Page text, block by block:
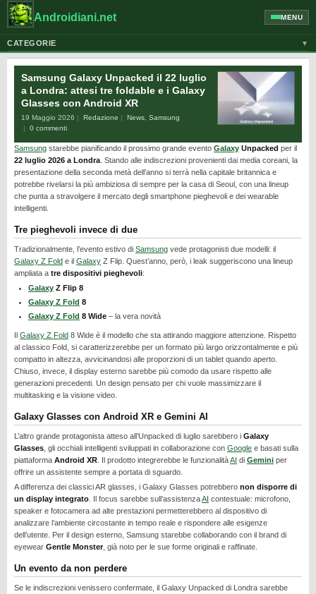
Androidiani.net MENU
CATEGORIE ▼
CELLULARI
GOOGLE
GUIDE
HONOR
HUAWEI
MOTOROLA
NEWS
ONEPLUS
PIXEL
PRIVACY
RUMORS
SAMSUNG
SICUREZZA
SOFTWARE
SVILUPPARE ANDROID
XIAOMI
Samsung Galaxy Unpacked il 22 luglio
a Londra: attesi tre foldable e i Galaxy
Glasses con Android XR
19 Maggio 2026 Redazione News Samsung
0 commenti
Samsung starebbe pianificando il prossimo grande evento Galaxy Unpacked per il
22 luglio 2026 a Londra . Stando alle indiscrezioni provenienti dai media coreani, la
presentazione della seconda metà dell’anno si terrà nella capitale britannica e
potrebbe rivelarsi la più ambiziosa di sempre per la casa di Seoul, con una lineup
che punta a stravolgere il mercato degli smartphone pieghevoli e dei wearable
intelligenti.
Tre pieghevoli invece di due
Tradizionalmente, l’evento estivo di Samsung vede protagonisti due modelli: il
Galaxy Z Fold e il Galaxy Z Flip. Quest’anno, però, i leak suggeriscono una lineup
ampliata a tre dispositivi pieghevoli:
Galaxy Z Flip 8
Galaxy Z Fold 8
Galaxy Z Fold 8 Wide – la vera novità
Il Galaxy Z Fold 8 Wide è il modello che sta attirando maggiore attenzione. Rispetto
al classico Fold, si caratterizzerebbe per un formato più largo orizzontalmente e più
compatto in altezza, avvicinandosi alle proporzioni di un tablet quando aperto.
Chiuso, invece, il display esterno sarebbe più comodo da usare rispetto alle
generazioni precedenti. Un design pensato per chi vuole massimizzare il
multitasking e la visione video.
Galaxy Glasses con Android XR e Gemini AI
L’altro grande protagonista atteso all’Unpacked di luglio sarebbero i Galaxy
Glasses , gli occhiali intelligenti sviluppati in collaborazione con Google e basati sulla
piattaforma Android XR . Il prodotto integrerebbe le funzionalitàAI di Gemini per
offrire un assistente sempre a portata di sguardo.
A differenza dei classici AR glasses, i Galaxy Glasses potrebbero non disporre di
un display integrato . Il focus sarebbe sull’assistenzaAI contestuale: microfono,
speaker e fotocamera ad alte prestazioni permetterebbero al dispositivo di
analizzare l’ambiente circostante in tempo reale e rispondere alle esigenze
dell’utente. Per il design esterno, Samsung starebbe collaborando con il brand di
eyewear Gentle Monster, già noto per le sue forme originali e raffinate.
Un evento da non perdere
Se le indiscrezioni venissero confermate, il Galaxy Unpacked di Londra sarebbe